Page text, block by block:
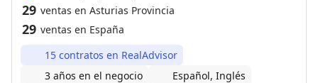
29 ventas en Asturias Provincia
29 ventas en España
15 contratos en RealAdvisor
3 años en el negocio
Español, Inglés